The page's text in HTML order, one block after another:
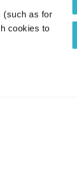
(such as for
cookies to